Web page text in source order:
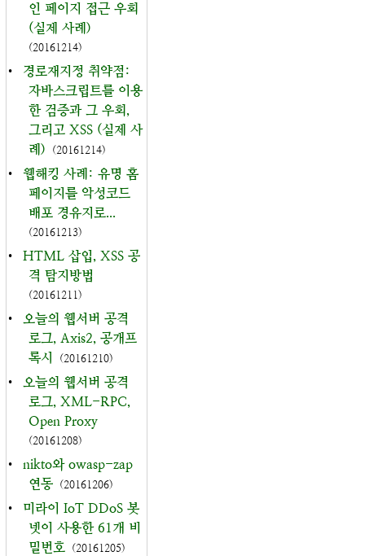
인 페이지 접근 우회
(실제 사례)
(20161214)
•
경로재지정 취약점:
자바스크립트를 이용
한 검증과 그 우회,
그리고 XSS (실제 사
례)
(20161214)
•
웹해킹 사례: 유명 홈
페이지를 악성코드
배포 경유지로...
(20161213)
•
HTML 삽입, XSS 공
격 탐지방법
(20161211)
•
오늘의 웹서버 공격
로그, Axis2, 공개프
록시
(20161210)
•
오늘의 웹서버 공격
로그, XML-RPC,
Open Proxy
(20161208)
•
nikto와 owasp-zap
연동 (20161206)
•
미라이 IoT DDoS 봇
넷이 사용한 61개 비
밀번호 (20161205)